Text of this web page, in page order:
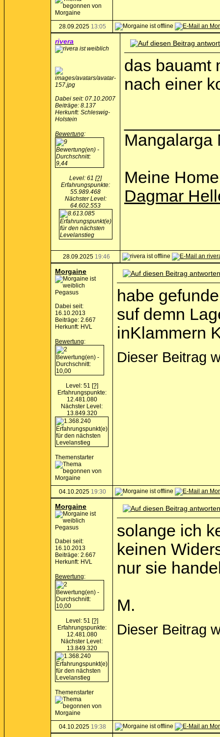
28.09.2025 13:05
rivera
Dabei seit: 07.10.2007
Beiträge: 8.137
Herkunft: Schleswig-
Holstein
Bewertung:
Level: 61 [?]
Erfahrungspunkte:
55.989.468
Nächster Level:
64.602.553
das bauamt
nach einer
Mangalarga
Meine
Dagmar
28.09.2025 19:46
Morgaine
Pegasus
Dabei seit:
16.10.2013
Beiträge: 2.667
Herkunft: HVL
Bewertung:
Level: 51 [?]
Erfahrungspunkte:
12.481.080
Nächster Level:
13.849.320
Themenstarter
habe
suf demn
inKlammern
Dieser Beitrag
04.10.2025 19:30
Morgaine
Pegasus
Dabei seit:
16.10.2013
Beiträge: 2.667
Herkunft: HVL
Bewertung:
Level: 51 [?]
Erfahrungspunkte:
12.481.080
Nächster Level:
13.849.320
Themenstarter
solange ich
keinen
nur sie
M.
Dieser Beitrag
04.10.2025 19:38